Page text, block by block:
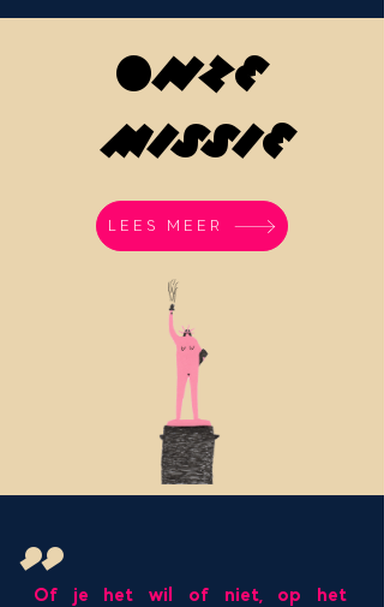
ONZE
MISSIE
LEES MEER
,,
Of je het wil of niet, op het